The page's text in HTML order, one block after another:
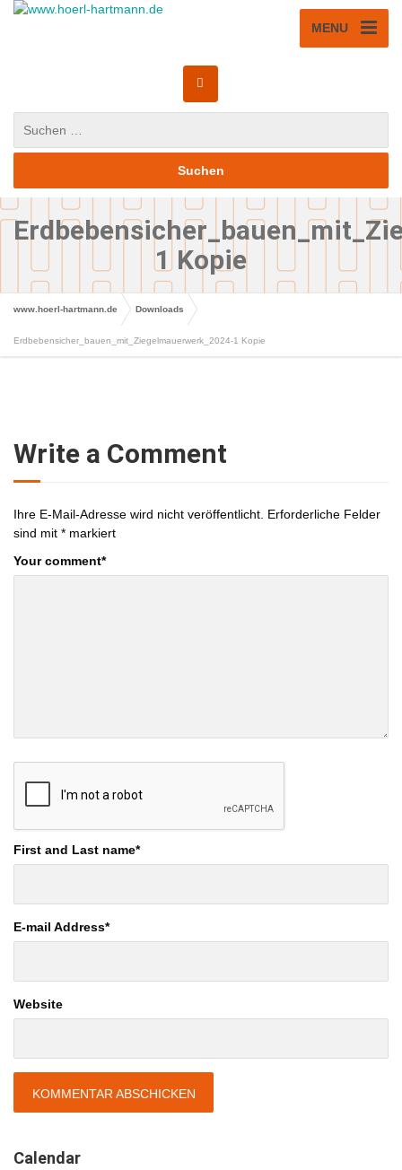
MENU
1 Kopie
www.hoerl-hartmann.de Downloads
Erdbebensicher_bauen_mit_Ziegelmauerwerk_2024-1 Kopie
Write a Comment
Ihre E-Mail-Adresse wird nicht veröffentlicht. Erforderliche Felder
sind mit * markiert
Your comment*
First and Last name*
E-mail Address*
Website
Calendar